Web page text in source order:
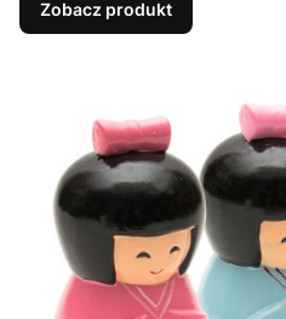
Zobacz produkt